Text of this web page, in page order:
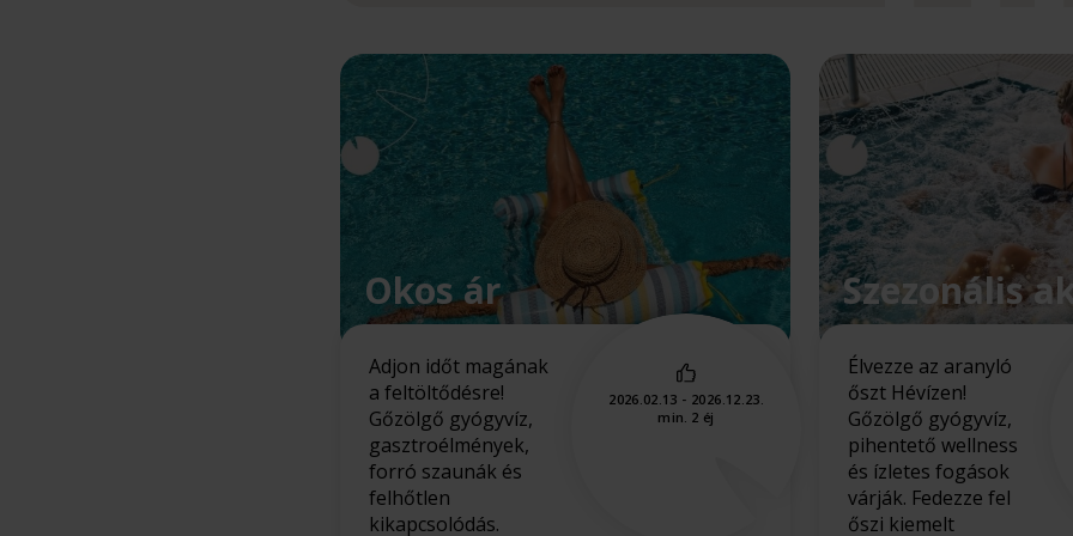
Okos ár
2026.02.13 - 2026.12.23.
min. 2 éj
Adjon időt magának
a feltöltődésre!
Gőzölgő gyógyvíz,
gasztroélmények,
forró szaunák és
felhőtlen
kikapcsolódás.
Szezonális
Élvezze az aranyló
őszt Hévízen!
Gőzölgő gyógyvíz,
pihentető wellness
és ízletes fogások
várják. Fedezze fel
őszi kiemelt